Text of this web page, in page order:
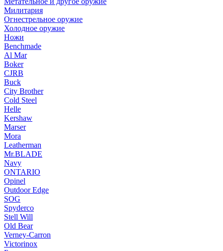
Милитария
Огнестрельное оружие
Холодное оружие
Ножи
Benchmade
Al Mar
Boker
CJRB
Buck
City Brother
Cold Steel
Helle
Kershaw
Marser
Mora
Leatherman
Mr.BLADE
Navy
ONTARIO
Opinel
Outdoor Edge
SOG
Spyderco
Stell Will
Old Bear
Verney-Carron
Victorinox